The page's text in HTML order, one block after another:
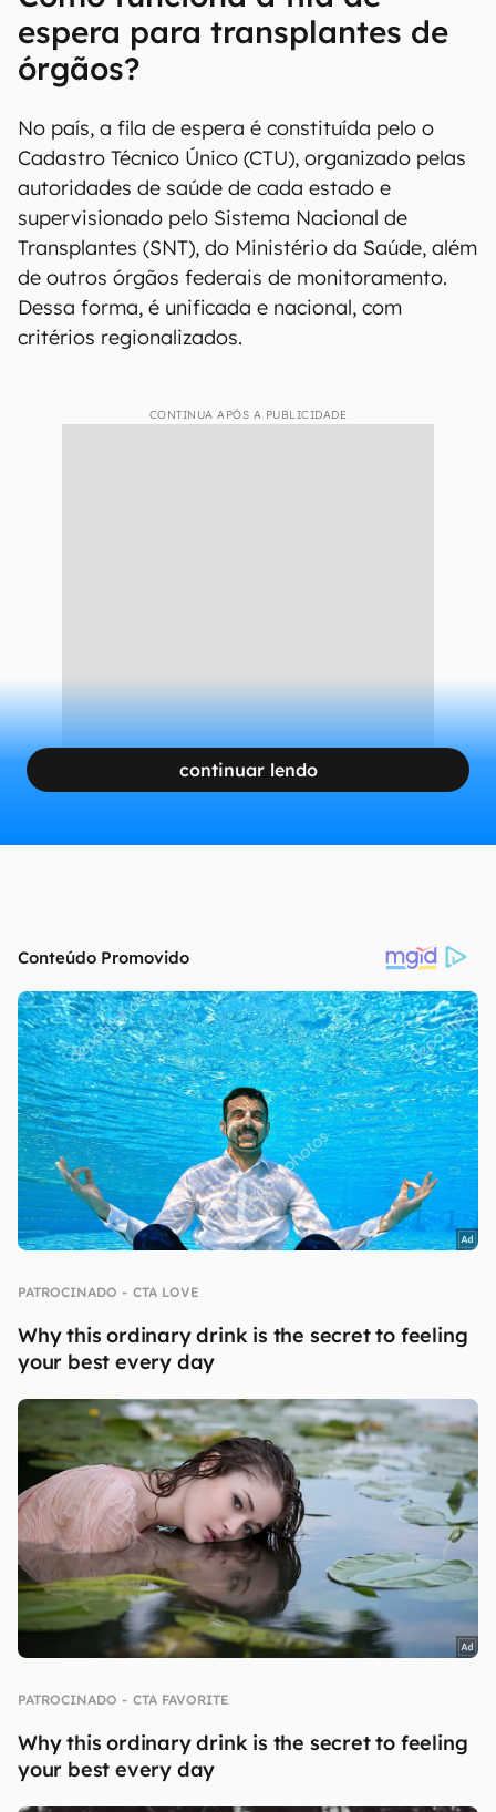
espera para transplantes de
órgãos?
No país, a fila de espera é constituída pelo o
Cadastro Técnico Único (CTU), organizado pelas
autoridades de saúde de cada estado e
supervisionado pelo Sistema Nacional de
Transplantes (SNT), do Ministério da Saúde, além
de outros órgãos federais de monitoramento.
Dessa forma, é unificada e nacional, com
critérios regionalizados.
CONTINUA APÓS A PUBLICIDADE
continuar lendo